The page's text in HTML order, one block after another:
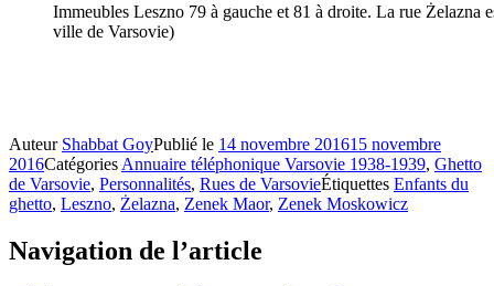
Immeubles Leszno 79 à gauche et 81 à droite. La rue Żelazna
ville de Varsovie)
Auteur Shabbat GoyPublié le 14 novembre 201615 novembre
2016Catégories Annuaire téléphonique Varsovie 1938-1939, Ghetto
de Varsovie, Personnalités, Rues de VarsovieÉtiquettes Enfants du
ghetto, Leszno, Żelazna, Zenek Maor, Zenek Moskowicz
Navigation de l’article